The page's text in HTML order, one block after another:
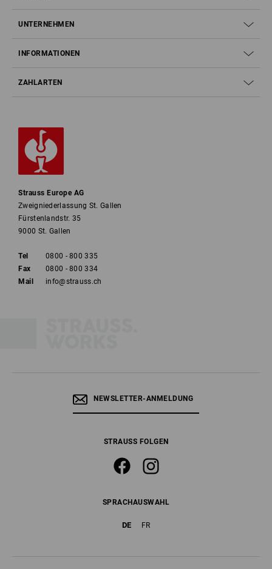
UNTERNEHMEN
INFORMATIONEN
ZAHLARTEN
Strauss Europe AG
Zweigniederlassung St. Gallen
Fürstenlandstr. 35
9000 St. Gallen
Tel
0800 - 800 335
Fax
0800 - 800 334
Mail
info@strauss.ch
NEWSLETTER-ANMELDUNG
STRAUSS FOLGEN
SPRACHAUSWAHL
DE FR